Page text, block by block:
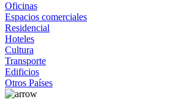
Oficinas
Espacios comerciales
Residencial
Hoteles
Cultura
Transporte
Edificios
Otros Países